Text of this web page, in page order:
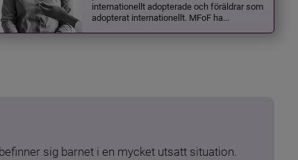
internationellt adopterade och föräldrar som
adopterat internationellt. MFoF ha...
sig barnet i en mycket utsatt situation.